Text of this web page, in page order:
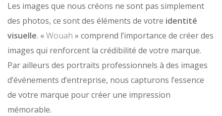
Les images que nous créons ne sont pas simplement
des photos, ce sont des éléments de votre identité
visuelle. «Wouah » comprend l’importance de créer des
images qui renforcent la crédibilité de votre marque.
Par ailleurs des portraits professionnels à des images
d’événements d’entreprise, nous capturons l’essence
de votre marque pour créer une impression
mémorable.